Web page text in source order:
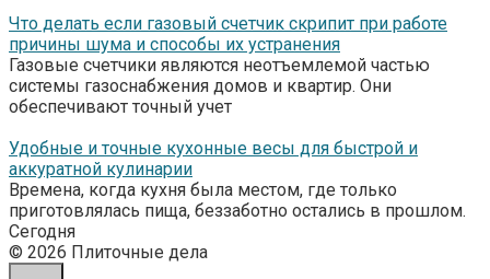
Что делать если газовый счетчик скрипит при работе
причины шума и способы их устранения
Газовые счетчики являются неотъемлемой частью
системы газоснабжения домов и квартир. Они
обеспечивают точный учет
Удобные и точные кухонные весы для быстрой и
аккуратной кулинарии
Времена, когда кухня была местом, где только
приготовлялась пища, беззаботно остались в прошлом.
Сегодня
© 2026 Плиточные дела